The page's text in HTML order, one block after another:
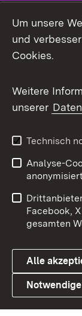
Facebook
X / Twitter
Youtube
Link zum
Impressum
Barrierefreiheit
Cookies
Um unsere
und
Cookies.
Weitere
unserer
Technisch
Analyse-
Facebook,
gesamten
Alle